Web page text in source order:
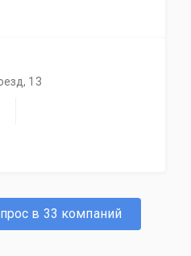
привода, подрамники, рулевые рейки и др,
13
в 33 компаний